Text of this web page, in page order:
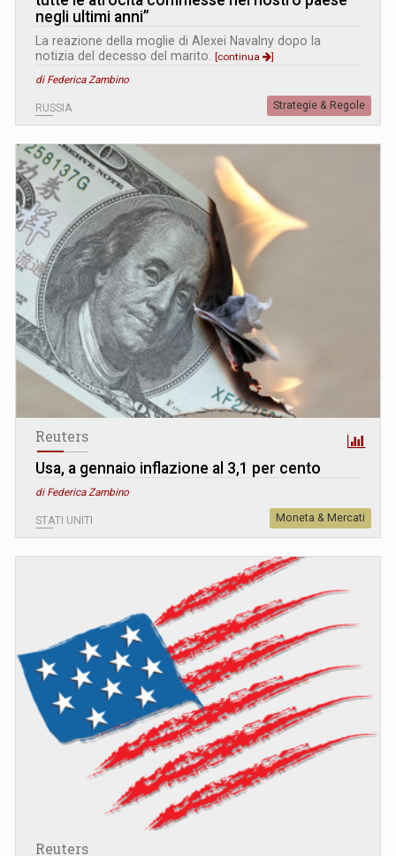
negli ultimi anni”
La reazione della moglie di Alexei Navalny dopo la
notizia del decesso del marito.
[continua
]
di Federica Zambino
RUSSIA Strategie & Regole
Reuters
Usa, a gennaio inflazione al 3,1 per cento
di Federica Zambino
STATI UNITI Moneta & Mercati
Reuters